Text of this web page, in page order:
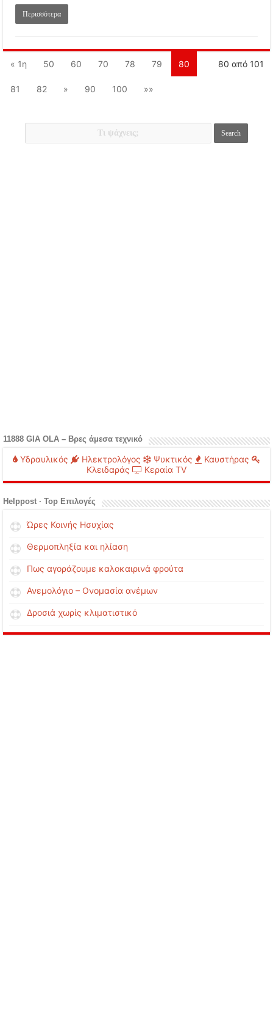
Περισσότερα
80 από 101
« 1η 50 60 70 78 79 80
81 82 » 90 100 »»
11888 GIA OLA – Βρες άμεσα τεχνικό
Υδραυλικός Ηλεκτρολόγος Ψυκτικός
Καυστήρας
Κλειδαράς
Κεραία TV
Helppost · Top Επιλογές
Ώρες Κοινής Ησυχίας
Θερμοπληξία και ηλίαση
Πως αγοράζουμε καλοκαιρινά φρούτα
Ανεμολόγιο – Ονομασία ανέμων
Δροσιά χωρίς κλιματιστικό